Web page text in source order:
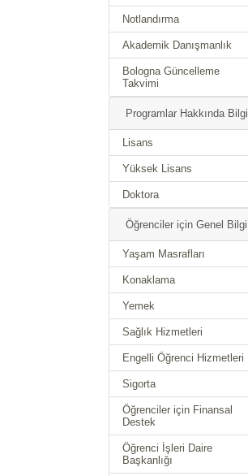
Notlandırma
Akademik Danışmanlık
Bologna Güncelleme
Takvimi
Programlar Hakkında Bilgi
Lisans
Yüksek Lisans
Doktora
Öğrenciler için Genel Bilgi
Yaşam Masrafları
Konaklama
Yemek
Sağlık Hizmetleri
Engelli Öğrenci Hizmetleri
Sigorta
Öğrenciler için Finansal
Destek
Öğrenci İşleri Daire
Başkanlığı